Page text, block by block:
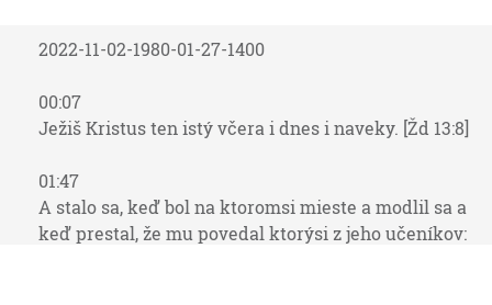
2022-11-02-1980-01-27-1400
00:07
Ježiš Kristus ten istý včera i dnes i naveky. [Žd 13:8]
01:47
A stalo sa, keď bol na ktoromsi mieste a modlil sa a
keď prestal, že mu povedal ktorýsi z jeho učeníkov: